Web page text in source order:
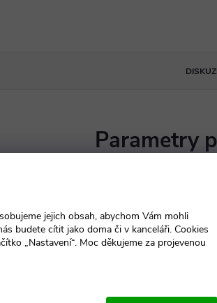
jejich obsah, abychom Vám mohli
budete cítit jako doma či v kanceláři. Cookies
„Nastavení“. Moc děkujeme za projevenou
Parametry
Barva
sedák: